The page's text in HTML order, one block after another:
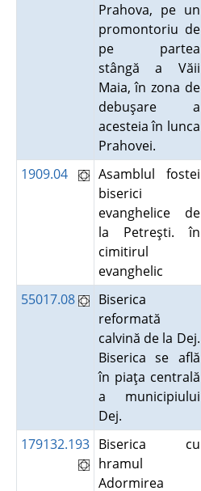
Prahova, pe un
promontoriu de
pe partea
stângă a Văii
Maia, în zona de
debuşare a
acesteia în lunca
Prahovei.
1909.04
Asamblul fostei
biserici
evanghelice de
la Petreşti. în
cimitirul
evanghelic
55017.08
Biserica
reformată
calvină de la Dej.
Biserica se află
în piaţa centrală
a municipiului
Dej.
179132.193 Biserica cu
hramul
Adormirea